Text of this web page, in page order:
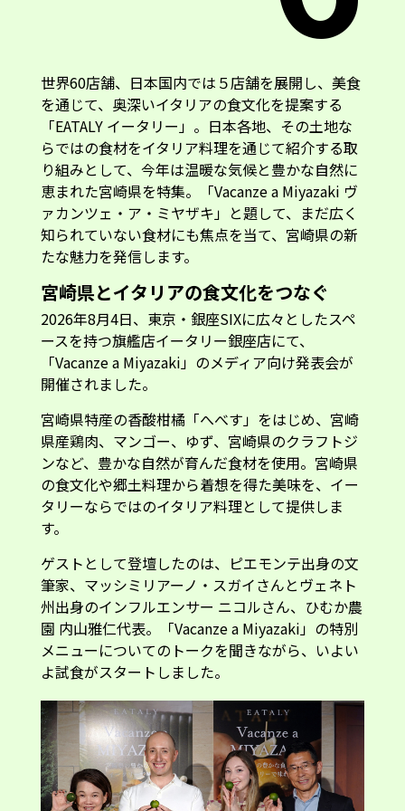
世界60店舗、日本国内では５店舗を展開し、美食
「EATALY イータリー」。日本各地、その土地な
らではの食材をイタリア料理を通じて紹介する取
り組みとして、今年は温暖な気候と豊かな自然に
恵まれた宮崎県を特集。「Vacanze a Miyazaki ヴ
ァカンツェ・ア・ミヤザキ」と題して、まだ広く
知られていない食材にも焦点を当て、宮崎県の新
たな魅力を発信します。
宮崎県とイタリアの食文化をつなぐ
2026年8月4日、東京・銀座SIXに広々としたスペ
ースを持つ旗艦店イータリー銀座店にて、
「Vacanze a Miyazaki」のメディア向け発表会が
開催されました。
宮崎県特産の香酸柑橘「へべす」をはじめ、宮崎
ンなど、豊かな自然が育んだ食材を使用。宮崎県
の食文化や郷土料理から着想を得た美味を、イー
タリーならではのイタリア料理として提供しま
す。
ゲストとして登壇したのは、ピエモンテ出身の文
州出身のインフルエンサー ニコルさん、ひむか農
園 内山雅仁代表。「Vacanze a Miyazaki」の特別
メニューについてのトークを聞きながら、いよい
よ試食がスタートしました。